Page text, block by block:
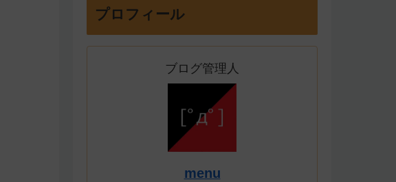
プロフィール
ブログ管理人
menu